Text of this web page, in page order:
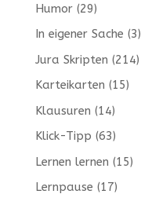
Humor(29)
In eigener Sache (3)
Jura Skripten (214)
Karteikarten (15)
Klausuren (14)
Klick-Tipp (63)
Lernen lernen (15)
Lernpause (17)